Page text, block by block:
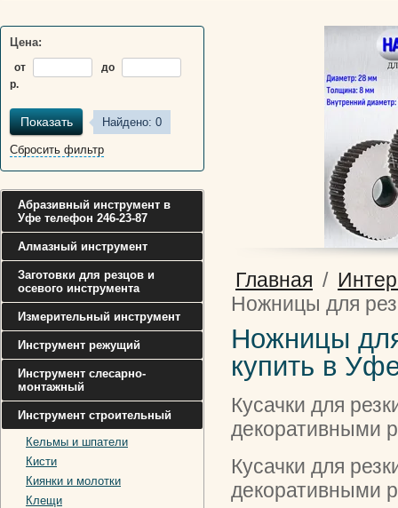
Цена:
от
до
р.
Показать Найдено: 0
Сбросить фильтр
Абразивный инструмент в
Уфе телефон 246-23-87
Алмазный инструмент
Заготовки для резцов и
осевого инструмента
Измерительный инструмент
Инструмент режущий
Инструмент слесарно-
монтажный
Инструмент строительный
Кельмы и шпатели
Кисти
Киянки и молотки
Клещи
Главная /
Ножницы для
Ножницы
купить в
Кусачки для
декоративными
Кусачки для
декоративными